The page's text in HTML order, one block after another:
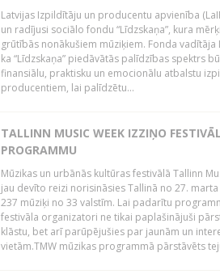
Latvijas Izpildītāju un producentu apvienība
un radījusi sociālo fondu “Līdzskaņa”, kura
grūtībās nonākušiem mūziķiem. Fonda vadītāja
ka “Līdzskaņa” piedāvātās palīdzības spektrs
finansiālu, praktisku un emocionālu atbalstu
producentiem, lai palīdzētu...
TALLINN MUSIC WEEK IZZIŅO
PROGRAMMU
Mūzikas un urbānās kultūras festivālā Tallinn
jau devīto reizi norisināsies Tallinā no 27.
237 mūziķi no 33 valstīm. Lai padarītu
festivāla organizatori ne tikai paplašinājuši
klāstu, bet arī parūpējušies par jaunām un
vietām.TMW mūzikas programmā pārstāvēts